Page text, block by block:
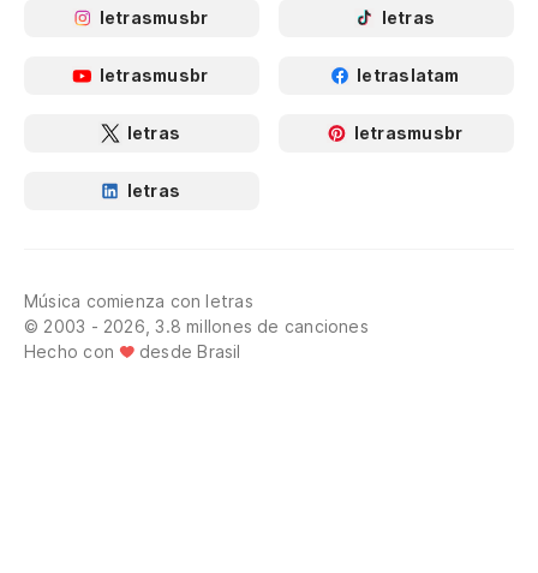
letrasmusbr letras
letrasmusbr letraslatam
letras letrasmusbr
letras
Música comienza con letras
© 2003 - 2026, 3.8 millones de canciones
Hecho con
desde Brasil